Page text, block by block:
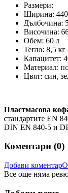
Размери:
Ширина:
Дълбочина:
Височина:
Обем: 60 л
Тегло: 8,5 кг
Капацитет:
Материал:
Цвят: син,
Пластмасова
стандартите EN
DIN EN 840-5 и
Коментари (0)
Добави коментар
Все още няма